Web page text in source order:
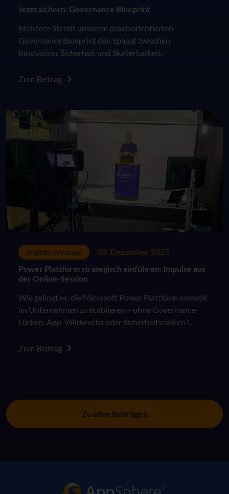
Jetzt sichern: Governance Blueprint
Meistern Sie mit unserem praxisorientierten
Governance Blueprint den Spagat zwischen
Innovation, Sicherheit und Skalierbarkeit.
Zum Beitrag
Digitale Prozesse
03. Dezember 2025
Power Plattform strategisch einführen: Impulse aus
der Online-Session
Wie gelingt es, die Microsoft Power Plattform sinnvoll
im Unternehmen zu etablieren – ohne Governance-
Lücken, App-Wildwuchs oder Sicherheitsrisiken?
Nicolas Hülsmann
Zum Beitrag
Zu allen Beiträgen
AppSphere IT-Lösungsanbieter